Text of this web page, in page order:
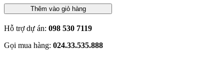
Thêm vào giỏ hàng
Hỗ trợ dự án: 098 530 7119
Gọi mua hàng: 024.33.535.888